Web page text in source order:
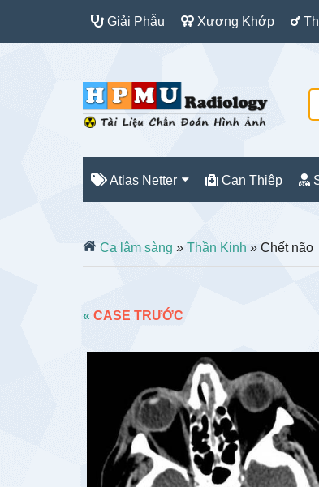
Giải Phẫu Xương Khớp
Atlas Netter Can Thiệp
Ca lâm sàng » Thần Kinh » Chết não
« CASE TRƯỚC